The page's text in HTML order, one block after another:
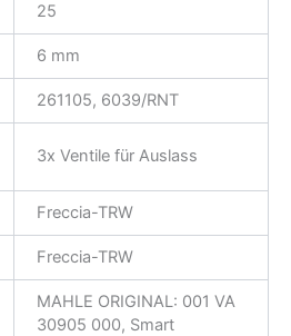
25
6 mm
261105, 6039/RNT
3x Ventile für Auslass
Freccia-TRW
Freccia-TRW
MAHLE ORIGINAL: 001 VA
30905 000, Smart